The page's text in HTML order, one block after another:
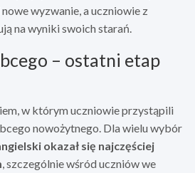
wyzwanie, a uczniowie z
na wyniki swoich starań.
– ostatni etap
w którym uczniowie przystąpili
nowożytnego. Dla wielu wybór
okazał się najczęściej
, szczególnie wśród uczniów we